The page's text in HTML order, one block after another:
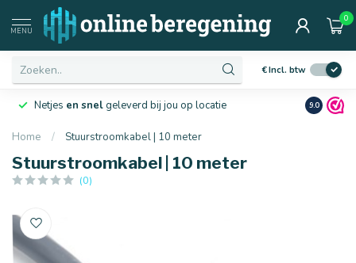
MENU
0
€Incl. btw
Netjes en snelgeleverd bij jou op locatie Ruim10
9.0
Home / Stuurstroomkabel | 10 meter
Stuurstroomkabel | 10 meter
(0)